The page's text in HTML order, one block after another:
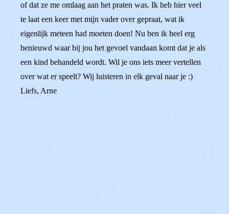
of dat ze me omlaag aan het praten was. Ik heb hier veel
te laat een keer met mijn vader over gepraat, wat ik
eigenlijk meteen had moeten doen! Nu ben ik heel erg
benieuwd waar bij jou het gevoel vandaan komt dat je als
een kind behandeld wordt. Wil je ons iets meer vertellen
over wat er speelt? Wij luisteren in elk geval naar je :)
Liefs, Arne